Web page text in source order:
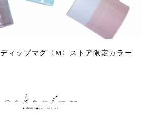
ィップマグ〈M〉ストア限定カラー